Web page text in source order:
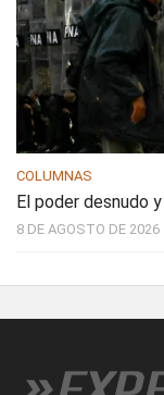
COLUMNAS
El poder desnudo
8 DE AGOSTO DE 2026